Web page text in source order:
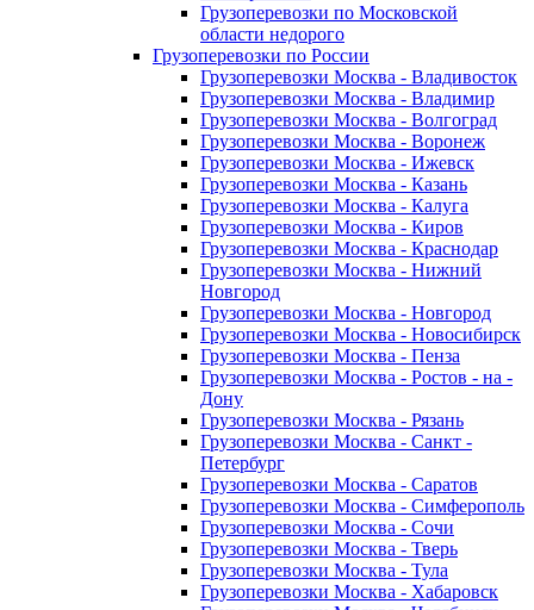
Грузоперевозки по Московской
области недорого
Грузоперевозки по России
Грузоперевозки Москва - Владивосток
Грузоперевозки Москва - Владимир
Грузоперевозки Москва - Волгоград
Грузоперевозки Москва - Воронеж
Грузоперевозки Москва - Ижевск
Грузоперевозки Москва - Казань
Грузоперевозки Москва - Калуга
Грузоперевозки Москва - Киров
Грузоперевозки Москва - Краснодар
Грузоперевозки Москва - Нижний
Новгород
Грузоперевозки Москва - Новгород
Грузоперевозки Москва - Новосибирск
Грузоперевозки Москва - Пенза
Грузоперевозки Москва - Ростов - на -
Дону
Грузоперевозки Москва - Рязань
Грузоперевозки Москва - Санкт -
Петербург
Грузоперевозки Москва - Саратов
Грузоперевозки Москва - Симферополь
Грузоперевозки Москва - Сочи
Грузоперевозки Москва - Тверь
Грузоперевозки Москва - Тула
Грузоперевозки Москва - Хабаровск